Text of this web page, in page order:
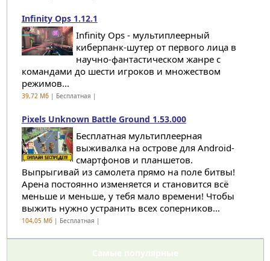
Infinity Ops 1.12.1
Infinity Ops - мультиплеерный
киберпанк-шутер от первого лица в
научно-фантастическом жанре с
командами до шести игроков и множеством
режимов...
39,72 Мб| Бесплатная |
Pixels Unknown Battle Ground 1.53.000
Бесплатная мультиплеерная
выживалка на острове для Android-
смартфонов и планшетов.
Выпрыгивай из самолета прямо на поле битвы!
Арена постоянно изменяется и становится всё
меньше и меньше, у тебя мало времени! Чтобы
выжить нужно устранить всех соперников...
104,05 Мб| Бесплатная |
Самые популярные